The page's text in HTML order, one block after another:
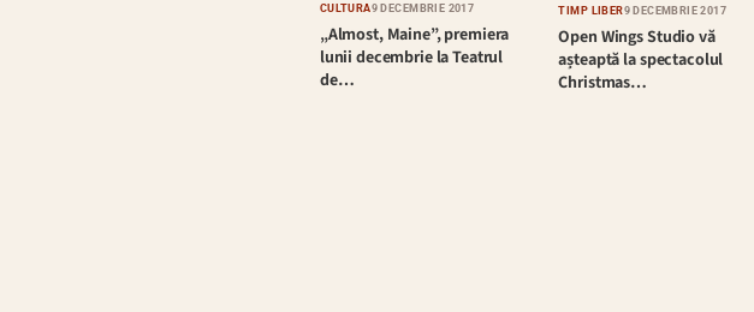
CULTURĂ9 DECEMBRIE 2017
„Almost, Maine”, premiera
lunii decembrie la Teatrul
de…
TIMP LIBER9 DECEMBRIE 2017
Open Wings Studio vă
așteaptă la spectacolul
Christmas…